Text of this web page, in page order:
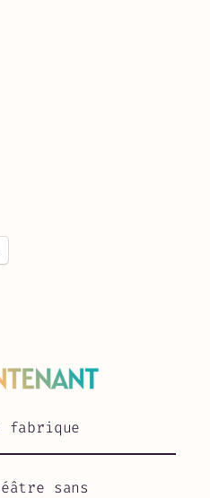
fabrique
sans